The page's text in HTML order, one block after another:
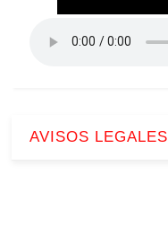
AVISOS LEGALES